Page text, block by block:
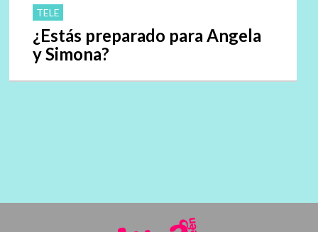
TELE
¿Estás preparado para Angela
y Simona?